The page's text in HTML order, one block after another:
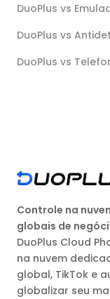
DuoPlus vs
DuoPlus vs
DuoPlus vs
Controle na
globais de
DuoPlus Cloud
na nuvem
global, TikTok e
globalizar seu